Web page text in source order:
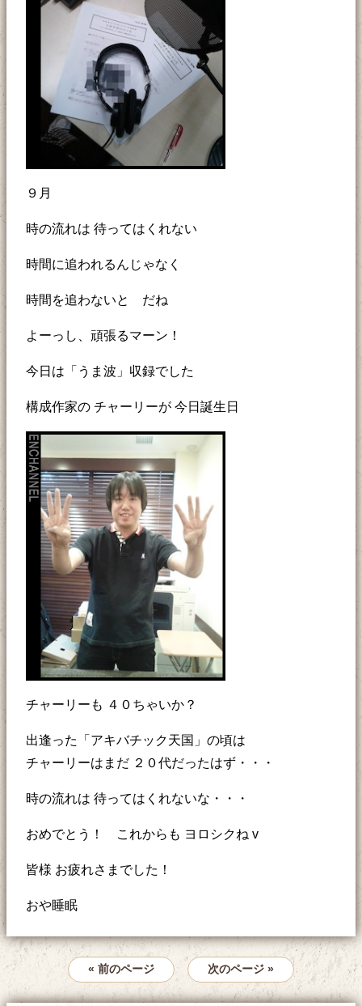
９月
時の流れは 待ってはくれない
時間に追われるんじゃなく
時間を追わないと だね
よーっし、頑張るマーン！
今日は「うま波」収録でした
構成作家の チャーリーが 今日誕生日
チャーリーも ４０ちゃいか？
出逢った「アキバチック天国」の頃は
チャーリーはまだ ２０代だったはず・・・
時の流れは 待ってはくれないな・・・
おめでとう！ これからも ヨロシクね v
皆様 お疲れさまでした！
おや睡眠
« 前のページ 次のページ »